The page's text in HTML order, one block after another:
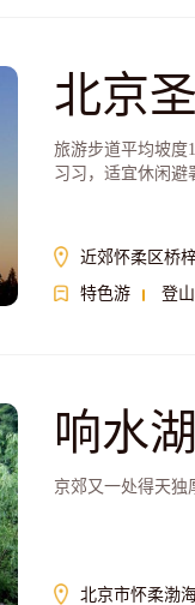
北京
旅游步道平均坡度
习习，适宜休闲避
近郊怀柔区桥
特色游
登山
响水
京郊又一处得天独
北京市怀柔渤